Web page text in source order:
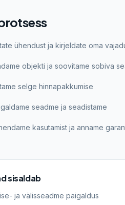
ühendust ja kirjeldate oma
objekti ja soovitame sobiva
selge hinnapakkumise
seadme ja seadistame
kasutamist ja anname
sisaldab
ja välisseadme paigaldus